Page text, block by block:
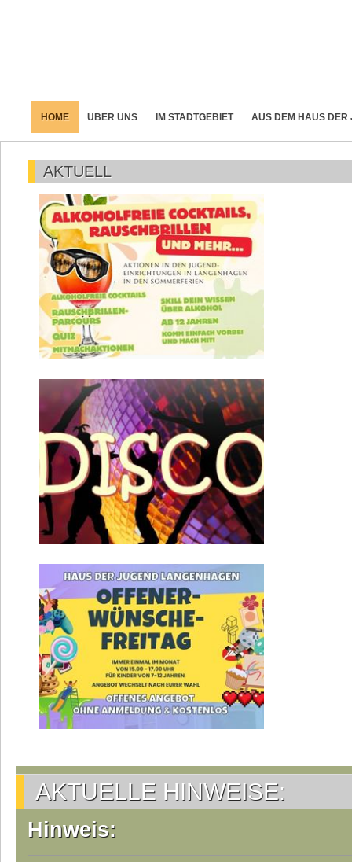
HOME ÜBER UNS IM STADTGEBIET AUS DEM HAUS DER
AKTUELL
AKTUELLE HINWEISE:
Hinweis: